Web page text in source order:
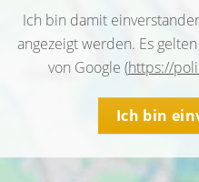
Ich bin damit
angezeigt werden. Es
von Google (https://
Ich bin